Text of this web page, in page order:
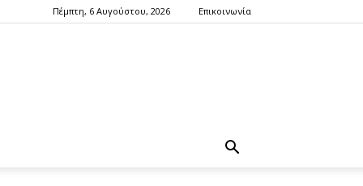
Πέμπτη, 6 Αυγούστου, 2026 Επικοινωνία